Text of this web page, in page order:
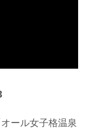
ール女子格温泉